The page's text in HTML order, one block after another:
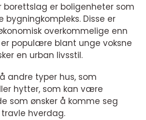
borettslag er boligenheter som
bygningkompleks. Disse er
overkommelige enn
populære blant unge voksne
en urban livsstil.
andre typer hus, som
hytter, som kan være
som ønsker å komme seg
hverdag.